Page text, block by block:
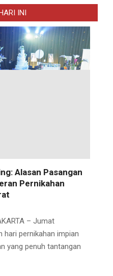
INI
Alasan Pasangan
Pernikahan
– Jumat
hari pernikahan impian
yang penuh tantangan